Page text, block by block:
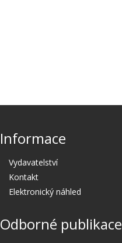
Informace
Vydavatelství
Kontakt
Elektronický náhled
Odborné publikace